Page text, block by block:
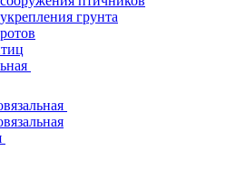
грунта